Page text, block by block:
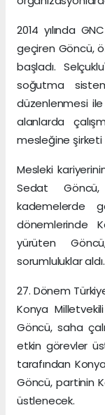
2014 yılında
geçiren Göncü,
başladı.
soğutma
düzenlenmesi
alanlarda
mesleğine
Mesleki
Sedat
kademelerde
dönemlerinde
yürüten
sorumluluklar aldı.
27. Dönem
Konya
Göncü, saha
etkin görevler
tarafından
Göncü, partinin
üstlenecek.